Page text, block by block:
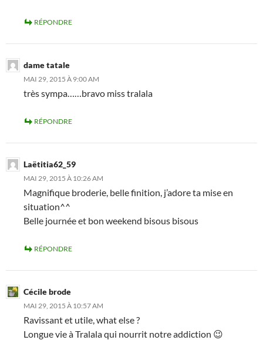
RÉPONDRE
dame tatale
MAI 29, 2015 À 9:00 AM
très sympa……bravo miss tralala
RÉPONDRE
Laëtitia62_59
MAI 29, 2015 À 10:26 AM
Magnifique broderie, belle finition, j’adore ta mise en
situation^^
Belle journée et bon weekend bisous bisous
RÉPONDRE
Cécile brode
MAI 29, 2015 À 10:57 AM
Ravissant et utile, what else ?
Longue vie à Tralala qui nourrit notre addiction 😉